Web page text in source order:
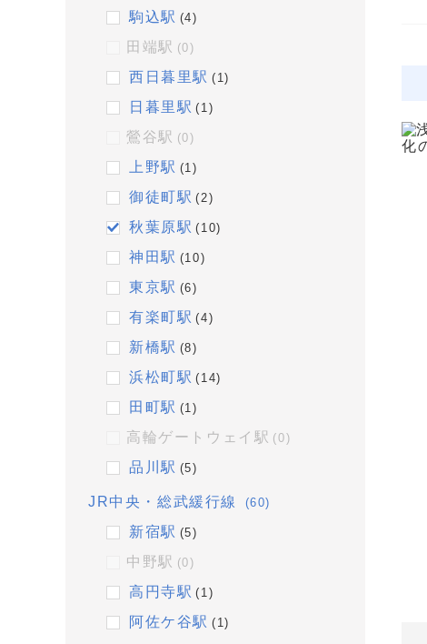
駒込駅 (4)
田端駅 (0)
西日暮里駅 (1)
日暮里駅 (1)
鶯谷駅 (0)
上野駅 (1)
御徒町駅 (2)
秋葉原駅 (10)
神田駅 (10)
東京駅 (6)
有楽町駅 (4)
新橋駅 (8)
浜松町駅 (14)
田町駅 (1)
高輪ゲートウェイ駅 (0)
品川駅 (5)
JR中央・総武緩行線 (60)
新宿駅 (5)
中野駅 (0)
高円寺駅 (1)
阿佐ケ谷駅 (1)